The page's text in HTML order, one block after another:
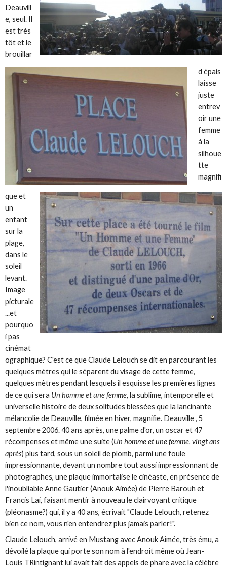
Deauvill
e, seul. Il
est très
tôt et le
brouillar
d épais
laisse
juste
entrev
oir une
femme
à la
silhoue
tte
magnifi
que et
un
enfant
sur la
plage,
dans le
soleil
levant.
Image
picturale
...et
pourquo
i pas
cinémat
ographique? C'est ce que Claude Lelouch se dit en parcourant les
quelques mètres qui le séparent du visage de cette femme,
quelques mètres pendant lesquels il esquisse les premières lignes
de ce qui sera Un homme et une femme, la sublime, intemporelle et
universelle histoire de deux solitudes blessées que la lancinante
mélancolie de Deauville, filmée en hiver, magnifie. Deauville , 5
septembre 2006. 40 ans après, une palme d'or, un oscar et 47
récompenses et même une suite (Un homme et une femme, vingt ans
après) plus tard, sous un soleil de plomb, parmi une foule
impressionnante, devant un nombre tout aussi impressionnant de
photographes, une plaque immortalise le cinéaste, en présence de
l'inoubliable Anne Gautier (Anouk Aimée) de Pierre Barouh et
Francis Lai, faisant mentir à nouveau le clairvoyant critique
(pléonasme?) qui, il y a 40 ans, écrivait "Claude Lelouch, retenez
bien ce nom, vous n'en entendrez plus jamais parler!".
Claude Lelouch, arrivé en Mustang avec Anouk Aimée, très ému, a
dévoilé la plaque qui porte son nom à l'endroit même où Jean-
Louis TRintignant lui avait fait des appels de phare avec la célèbre